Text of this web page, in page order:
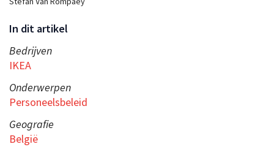
In dit artikel
Bedrijven
IKEA
Onderwerpen
Personeelsbeleid
Geografie
België